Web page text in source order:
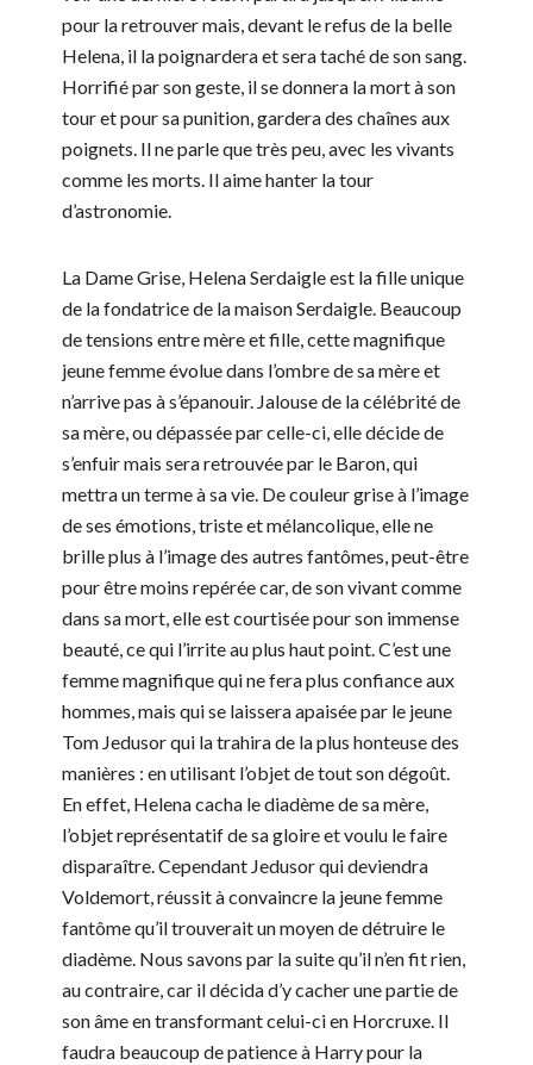
pour la retrouver mais, devant le refus de la belle
Helena, il la poignardera et sera taché de son sang.
Horrifié par son geste, il se donnera la mort à son
tour et pour sa punition, gardera des chaînes aux
poignets. Il ne parle que très peu, avec les vivants
comme les morts. Il aime hanter la tour
d’astronomie.
La Dame Grise, Helena Serdaigle est la fille unique
de la fondatrice de la maison Serdaigle. Beaucoup
de tensions entre mère et fille, cette magnifique
jeune femme évolue dans l’ombre de sa mère et
n’arrive pas à s’épanouir. Jalouse de la célébrité de
sa mère, ou dépassée par celle-ci, elle décide de
s’enfuir mais sera retrouvée par le Baron, qui
mettra un terme à sa vie. De couleur grise à l’image
de ses émotions, triste et mélancolique, elle ne
brille plus à l’image des autres fantômes, peut-être
pour être moins repérée car, de son vivant comme
dans sa mort, elle est courtisée pour son immense
beauté, ce qui l’irrite au plus haut point. C’est une
femme magnifique qui ne fera plus confiance aux
hommes, mais qui se laissera apaisée par le jeune
Tom Jedusor qui la trahira de la plus honteuse des
manières : en utilisant l’objet de tout son dégoût.
En effet, Helena cacha le diadème de sa mère,
l’objet représentatif de sa gloire et voulu le faire
disparaître. Cependant Jedusor qui deviendra
Voldemort, réussit à convaincre la jeune femme
fantôme qu’il trouverait un moyen de détruire le
diadème. Nous savons par la suite qu’il n’en fit rien,
au contraire, car il décida d’y cacher une partie de
son âme en transformant celui-ci en Horcruxe. Il
faudra beaucoup de patience à Harry pour la